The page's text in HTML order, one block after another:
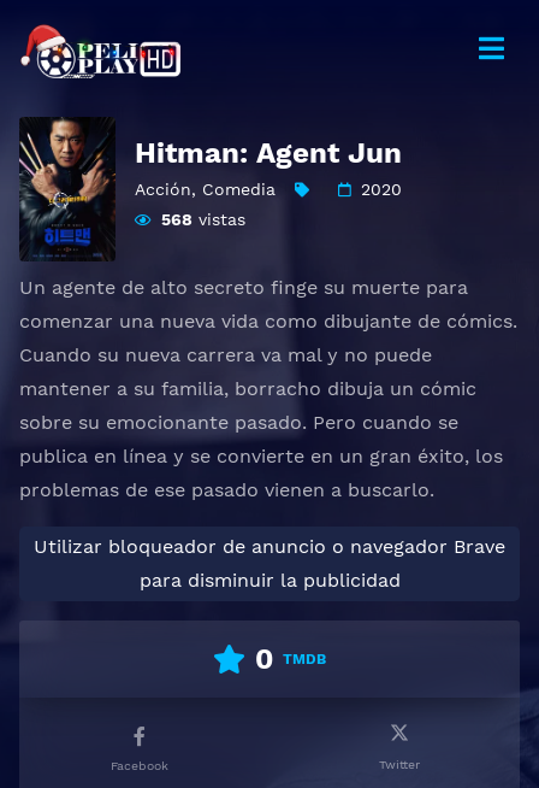
Hitman: Agent Jun
Acción, Comedia
2020
568 vistas
Un agente de alto secreto finge su muerte para
comenzar una nueva vida como dibujante de cómics.
Cuando su nueva carrera va mal y no puede
mantener a su familia, borracho dibuja un cómic
sobre su emocionante pasado. Pero cuando se
publica en línea y se convierte en un gran éxito, los
problemas de ese pasado vienen a buscarlo.
Utilizar bloqueador de anuncio o navegador Brave
para disminuir la publicidad
0 TMDB
Facebook Twitter